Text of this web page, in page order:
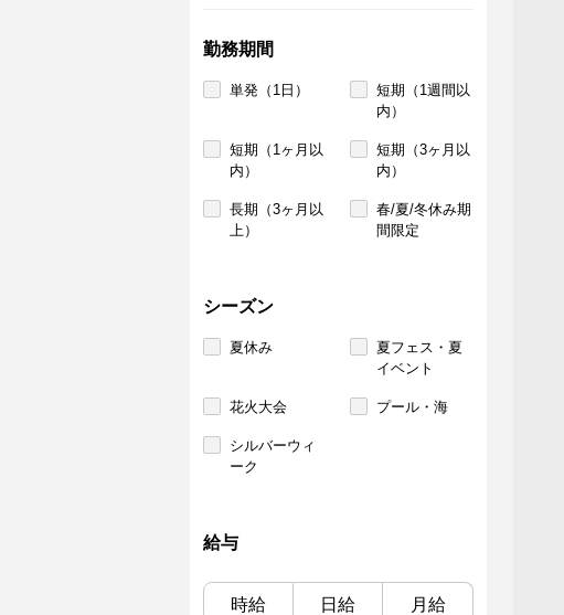
勤務期間
単発（1日）
短期（1週間以
内）
短期（1ヶ月以
内）
短期（3ヶ月以
内）
長期（3ヶ月以
上）
春/夏/冬休み期
間限定
シーズン
夏休み
夏フェス・夏
イベント
花火大会 プール・海
シルバーウィ
ーク
給与
時給 日給 月給